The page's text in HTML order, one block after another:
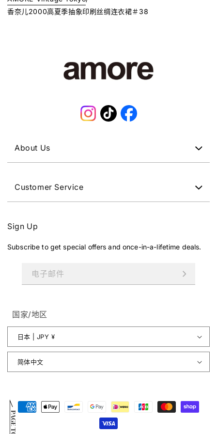
香奈儿2000高夏季抽象印刷丝绸连衣裙＃38
Instagram
TikTokFacebook
About Us
Customer Service
Sign Up
Subscribe to get special offers and once-in-a-lifetime deals.
电子邮件
国家/地区
日本 | JPY ¥
简体中文
付
款
方
PAGE TOP